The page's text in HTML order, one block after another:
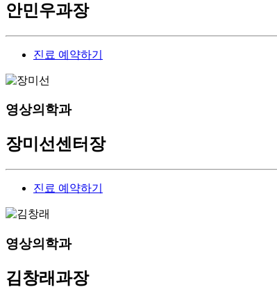
안민우과장
진료 예약하기
영상의학과
장미선센터장
진료 예약하기
영상의학과
김창래 과장